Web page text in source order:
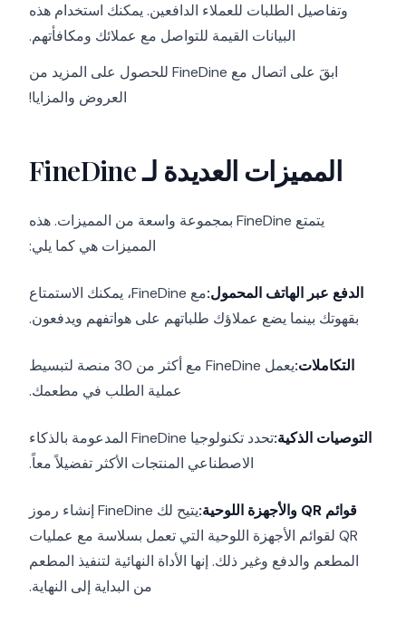
وتفاصيل الطلبات للعملاء الدافعين. يمكنك استخدام هذه
البيانات القيمة للتواصل مع عملائك ومكافأتهم.
ابقَ على اتصال مع FineDine للحصول على المزيد من
العروض والمزايا!
المميزات العديدة لـ FineDine
يتمتع FineDine بمجموعة واسعة من المميزات. هذه
المميزات هي كما يلي:
الدفع عبر الهاتف المحمول:
مع FineDine، يمكنك الاستمتاع
بقهوتك بينما يضع عملاؤك طلباتهم على هواتفهم ويدفعون.
التكاملات:
يعمل FineDine مع أكثر من 30 منصة لتبسيط
عملية الطلب في مطعمك.
التوصيات الذكية:
تحدد تكنولوجيا FineDine المدعومة بالذكاء
الاصطناعي المنتجات الأكثر تفضيلاً معاً.
قوائم QR والأجهزة اللوحية:
يتيح لك FineDine إنشاء رموز
QR لقوائم الأجهزة اللوحية التي تعمل بسلاسة مع عمليات
المطعم والدفع وغير ذلك. إنها الأداة النهائية لتنفيذ المطعم
من البداية إلى النهاية.